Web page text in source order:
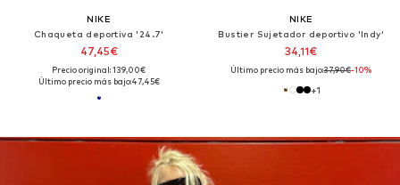
NIKE
Chaqueta deportiva '24.7'
47,45€
Precio original: 139,00€
Último precio más bajo:47,45€
NIKE
Bustier Sujetador deportivo 'Indy'
34,11€
Último precio más bajo:37,90€-10%
+1